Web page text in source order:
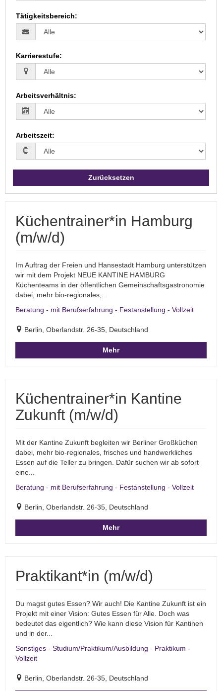
Tätigkeitsbereich:
Karrierestufe:
Arbeitsverhältnis:
Arbeitszeit:
Zurücksetzen
Küchentrainer*in Hamburg
(m/w/d)
Im Auftrag der Freien und Hansestadt Hamburg unterstützen
wir mit dem Projekt NEUE KANTINE HAMBURG
Küchenteams in der öffentlichen Gemeinschaftsgastronomie
dabei, mehr bio-regionales,...
Beratung - mit Berufserfahrung - Festanstellung - Vollzeit
Berlin, Oberlandstr. 26-35, Deutschland
Mehr
Küchentrainer*in Kantine
Zukunft (m/w/d)
Mit der Kantine Zukunft begleiten wir Berliner Großküchen
dabei, mehr bio-regionales, frisches und handwerkliches
Essen auf die Teller zu bringen. Dafür suchen wir ab sofort
eine...
Beratung - mit Berufserfahrung - Festanstellung - Vollzeit
Berlin, Oberlandstr. 26-35, Deutschland
Mehr
Praktikant*in (m/w/d)
Du magst gutes Essen? Wir auch! Die Kantine Zukunft ist ein
Projekt mit einer Vision: Gutes Essen für Alle. Doch was
bedeutet das eigentlich? Wie kann diese Vision für Kantinen
und in der...
Sonstiges - Studium/Praktikum/Ausbildung - Praktikum -
Vollzeit
Berlin, Oberlandstr. 26-35, Deutschland